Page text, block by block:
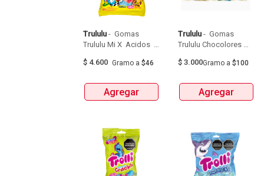
Trululu - Gomas
Trululu Mi X  Acidos  X
$ 4.600 Gramoa $46
Agregar
Trululu - Gomas
Trululu Chocolores
Bolsa X 30G
$3.000Gramo a$100
Agregar